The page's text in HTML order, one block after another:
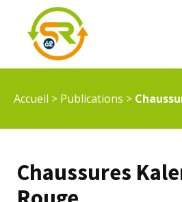
Accueil > Publications >
Chaussures